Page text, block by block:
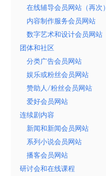
在线辅导会员网站（再次）
内容制作服务会员网站
数字艺术和设计会员网站
团体和社区
分类广告会员网站
娱乐或粉丝会员网站
赞助人/粉丝会员网站
爱好会员网站
连续剧内容
新闻和新闻会员网站
系列小说会员网站
播客会员网站
研讨会和在线课程